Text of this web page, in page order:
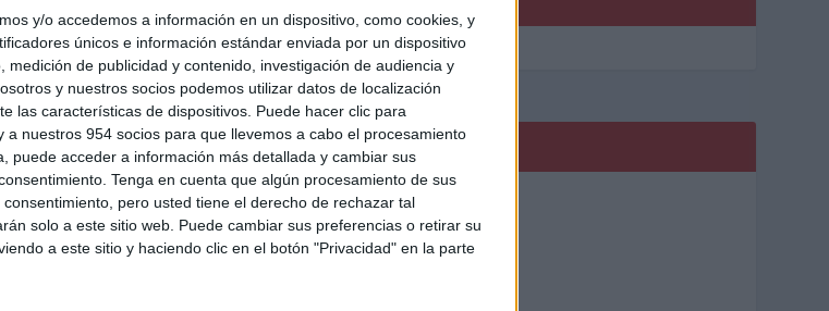
y/o accedemos a información en un dispositivo, como cookies, y
únicos e información estándar enviada por un dispositivo
medición de publicidad y contenido, investigación de audiencia y
y nuestros socios podemos utilizar datos de localización
las características de dispositivos. Puede hacer clic para
nuestros 954 socios para que llevemos a cabo el procesamiento
puede acceder a información más detallada y cambiar sus
Tenga en cuenta que algún procesamiento de sus
pero usted tiene el derecho de rechazar tal
solo a este sitio web. Puede cambiar sus preferencias o retirar su
a este sitio y haciendo clic en el botón "Privacidad" en la parte
PUBLICIDAD